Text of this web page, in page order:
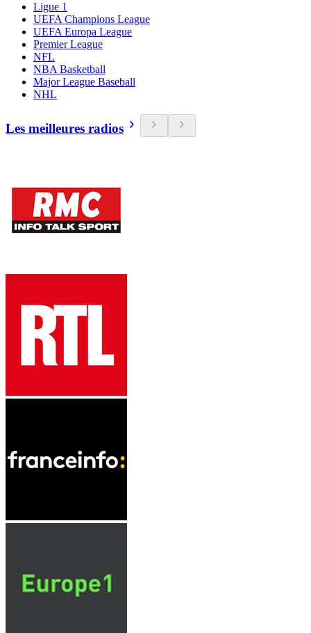
Ligue 1
UEFA Champions League
UEFA Europa League
Premier League
NFL
NBA Basketball
Major League Baseball
NHL
Les meilleures radios